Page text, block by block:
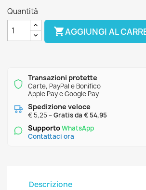
Quantità
AGGIUNGI AL
Transazioni protette
Carte, PayPal e Bonifico
Apple Pay e Google Pay
Spedizione veloce
€ 5,25 –Gratis da € 54,95
SupportoWhatsApp
Contattaci ora
Descrizione